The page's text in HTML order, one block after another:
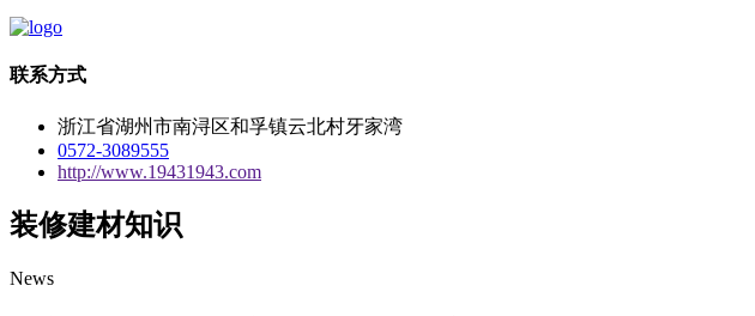
联系方式
浙江省湖州市南浔区和孚镇云北村牙家湾
0572-3089555
http://www.19431943.com
装修建材知识
News